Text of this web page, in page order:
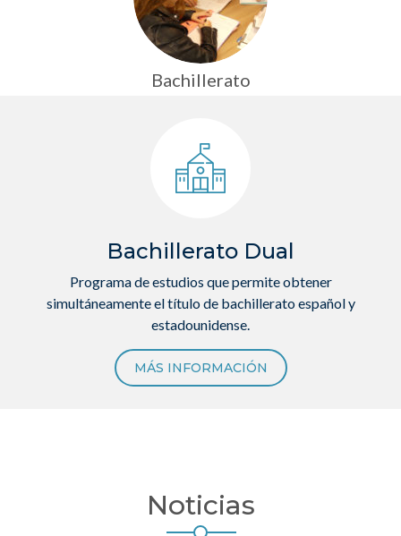
Bachillerato
Bachillerato Dual
Programa de estudios que permite obtener
simultáneamente el título de bachillerato español y
estadounidense.
MÁS INFORMACIÓN
Noticias